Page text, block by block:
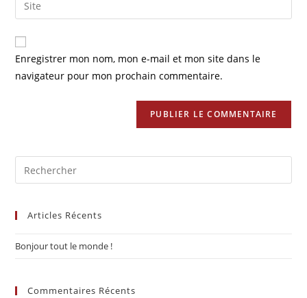
comment
address
comment
l’URL
de
votre
(facultatif)
Enregistrer mon nom, mon e-mail et mon site dans le
navigateur pour mon prochain commentaire.
Articles Récents
Bonjour tout le monde !
Commentaires Récents